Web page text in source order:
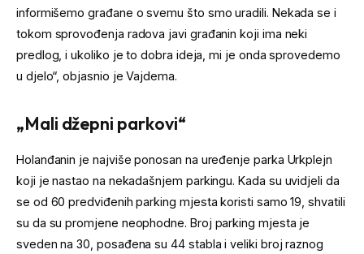
informišemo građane o svemu što smo uradili. Nekada se i
tokom sprovođenja radova javi građanin koji ima neki
predlog, i ukoliko je to dobra ideja, mi je onda sprovedemo
u djelo“, objasnio je Vajdema.
„Mali džepni parkovi“
Holanđanin je najviše ponosan na uređenje parka Urkplejn
koji je nastao na nekadašnjem parkingu. Kada su uvidjeli da
se od 60 predviđenih parking mjesta koristi samo 19, shvatili
su da su promjene neophodne. Broj parking mjesta je
sveden na 30, posađena su 44 stabla i veliki broj raznog